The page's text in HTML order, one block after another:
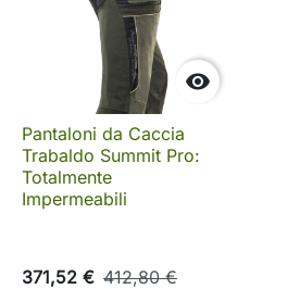

Pantaloni da Caccia
Trabaldo Summit Pro:
Totalmente
Impermeabili
371,52 € 412,80 €